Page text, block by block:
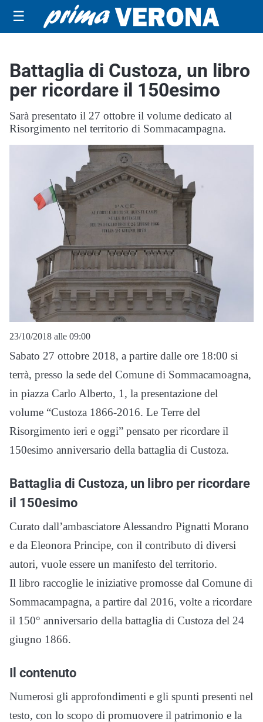
☰
Battaglia di Custoza, un libro
per ricordare il 150esimo
Sarà presentato il 27 ottobre il volume dedicato al
Risorgimento nel territorio di Sommacampagna.
23/10/2018 alle 09:00
Sabato 27 ottobre 2018, a partire dalle ore 18:00 si
terrà, presso la sede del Comune di Sommacamoagna,
in piazza Carlo Alberto, 1, la presentazione del
volume “Custoza 1866-2016. Le Terre del
Risorgimento ieri e oggi” pensato per ricordare il
150esimo anniversario della battaglia di Custoza.
Battaglia di Custoza, un libro per ricordare
il 150esimo
Curato dall’ambasciatore Alessandro Pignatti Morano
e da Eleonora Principe, con il contributo di diversi
autori, vuole essere un manifesto del territorio.
Il libro raccoglie le iniziative promosse dal Comune di
Sommacampagna, a partire dal 2016, volte a ricordare
il 150° anniversario della battaglia di Custoza del 24
giugno 1866.
Il contenuto
Numerosi gli approfondimenti e gli spunti presenti nel
testo, con lo scopo di promuovere il patrimonio e la